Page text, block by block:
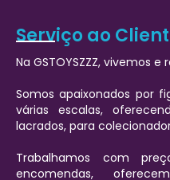
Serviço ao
Na GSTOYSZZZ, vivemos
Somos apaixonados por
várias escalas,
lacrados, para
Trabalhamos com
encomendas,